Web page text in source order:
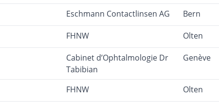
Eschmann Contactlinsen AG Bern
FHNW Olten
Cabinet d’Ophtalmologie Dr
Tabibian
Genève
FHNW Olten